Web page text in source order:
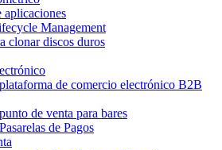
aplicaciones
Management
clonar discos duros
de comercio electrónico B2B
de venta para bares
de Pagos